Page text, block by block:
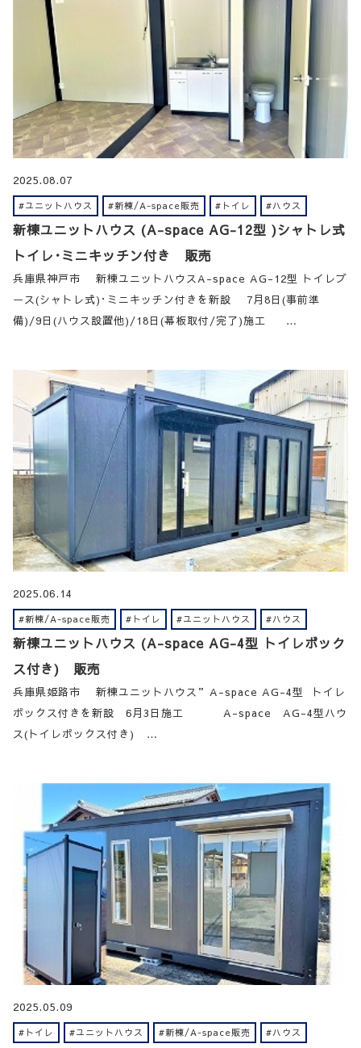
2025.08.07
#ユニットハウス #新棟/A-space販売 #トイレ #ハウス
新棟ユニットハウス (A-space AG-12型 )シャトレ式
トイレ･ミニキッチン付き 販売
兵庫県神戸市 新棟ユニットハウスA-space AG-12型 トイレブ
ース(シャトレ式)･ミニキッチン付きを新設 7月8日(事前準
備)/9日(ハウス設置他)/18日(幕板取付/完了)施工 …
2025.06.14
#新棟/A-space販売 #トイレ #ユニットハウス #ハウス
新棟ユニットハウス (A-space AG-4型 トイレボック
ス付き) 販売
兵庫県姫路市 新棟ユニットハウス”A-space AG-4型 トイレ
ボックス付きを新設 6月3日施工 A-space AG-4型ハウ
ス(トイレボックス付き) …
2025.05.09
#トイレ #ユニットハウス #新棟/A-space販売 #ハウス